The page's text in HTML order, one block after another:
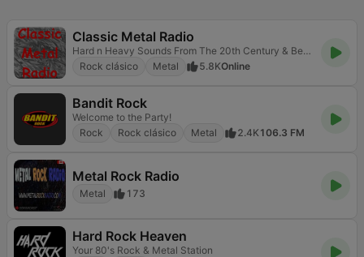
Classic Metal Radio
Hard n Heavy Sounds From The 20th Century & Beyond
Rock clásico
Metal 5.8KOnline
Bandit Rock
Welcome to the Party!
Rock
Rock clásico Metal 2.4K106.3 FM
Metal Rock Radio
Metal 173
Hard Rock Heaven
Your 80's Rock & Metal Station